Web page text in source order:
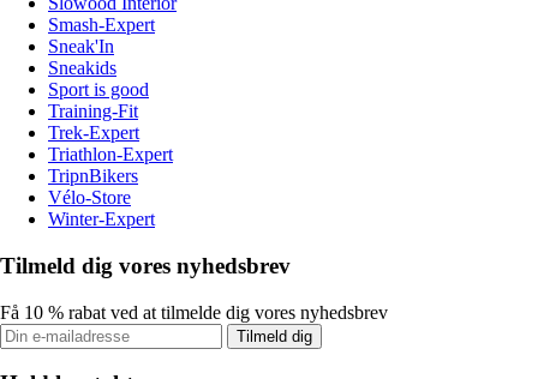
Smash-Expert
Sneak'In
Sneakids
Sport is good
Training-Fit
Trek-Expert
Triathlon-Expert
TripnBikers
Vélo-Store
Winter-Expert
Tilmeld dig vores nyhedsbrev
Få 10 % rabat ved at tilmelde dig vores nyhedsbrev
Tilmeld dig